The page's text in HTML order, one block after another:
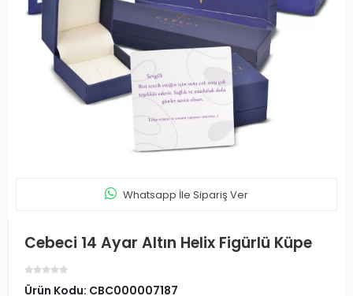
Whatsapp İle Sipariş Ver
Cebeci 14 Ayar Altın Helix Figürlü Küpe
Ürün Kodu: CBC000007187